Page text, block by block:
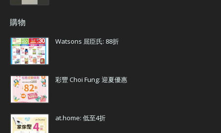
購物
Watsons 屈臣氏: 88折
彩豐 Choi Fung: 迎夏優惠
at.home: 低至4折